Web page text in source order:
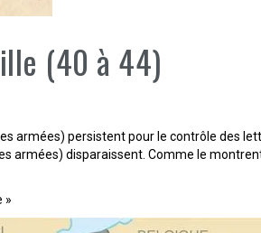
(40 à 44)
armées) persistent pour le contrôle des
armées) disparaissent. Comme le
»